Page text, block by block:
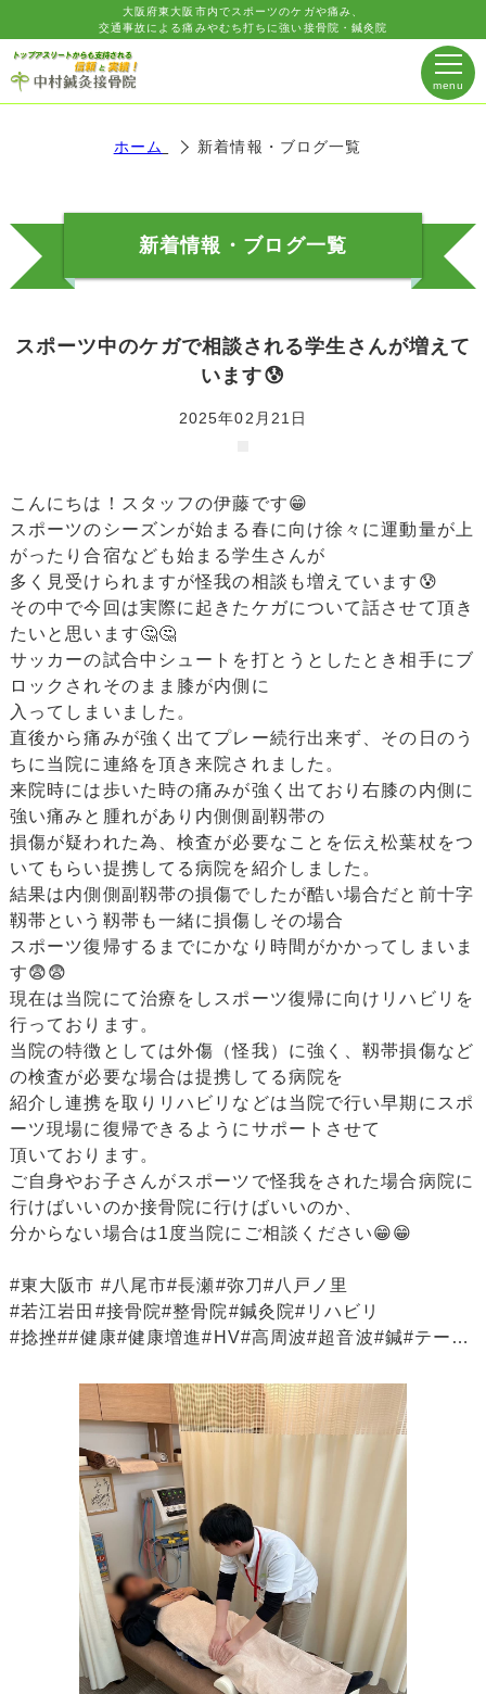
大阪府東大阪市内でスポーツのケガや痛み、
交通事故による痛みやむち打ちに強い接骨院・鍼灸院
ホーム 新着情報・ブログ一覧
新着情報・ブログ一覧
スポーツ中のケガで相談される学生さんが増えて
います😰
2025年02月21日
こんにちは！スタッフの伊藤です😁
スポーツのシーズンが始まる春に向け徐々に運動量が上
がったり合宿なども始まる学生さんが
多く見受けられますが怪我の相談も増えています😰
その中で今回は実際に起きたケガについて話させて頂き
たいと思います🤔🤔
サッカーの試合中シュートを打とうとしたとき相手にブ
ロックされそのまま膝が内側に
入ってしまいました。
直後から痛みが強く出てプレー続行出来ず、その日のう
ちに当院に連絡を頂き来院されました。
来院時には歩いた時の痛みが強く出ており右膝の内側に
強い痛みと腫れがあり内側側副靱帯の
損傷が疑われた為、検査が必要なことを伝え松葉杖をつ
いてもらい提携してる病院を紹介しました。
結果は内側側副靱帯の損傷でしたが酷い場合だと前十字
靱帯という靱帯も一緒に損傷しその場合
スポーツ復帰するまでにかなり時間がかかってしまいま
す😨😨
現在は当院にて治療をしスポーツ復帰に向けリハビリを
行っております。
当院の特徴としては外傷（怪我）に強く、靱帯損傷など
の検査が必要な場合は提携してる病院を
紹介し連携を取りリハビリなどは当院で行い早期にスポ
ーツ現場に復帰できるようにサポートさせて
頂いております。
ご自身やお子さんがスポーツで怪我をされた場合病院に
行けばいいのか接骨院に行けばいいのか、
分からない場合は1度当院にご相談ください😁😁
#東大阪市 #八尾市#長瀬#弥刀#八戸ノ里
#若江岩田#接骨院#整骨院#鍼灸院#リハビリ
#捻挫##健康#健康増進#HV#高周波#超音波#鍼#テーピ